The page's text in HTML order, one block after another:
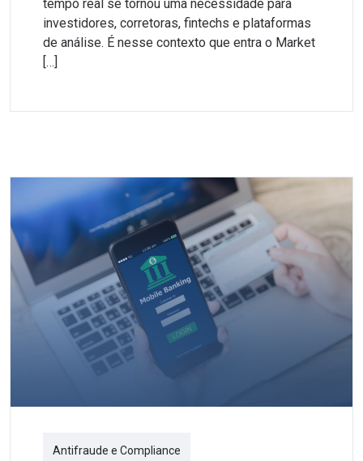
tempo real se tornou uma necessidade para
investidores, corretoras, fintechs e plataformas
de análise. É nesse contexto que entra o Market
[…]
Antifraude e Compliance